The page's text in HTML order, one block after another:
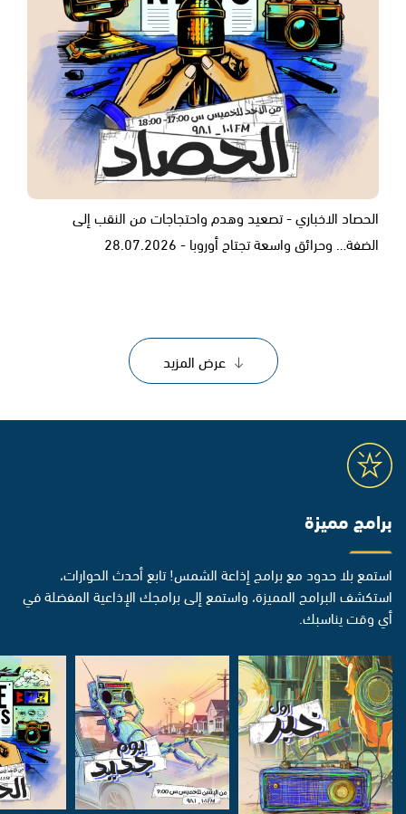
الحصاد الاخباري - تصعيد وهدم واحتجاجات من النقب إلى
الضفة… وحرائق واسعة تجتاح أوروبا - 28.07.2026
عرض المزيد
برامج مميزة
استمع بلا حدود مع برامج إذاعة الشمس! تابع أحدث الحوارات،
استكشف البرامج المميزة، واستمع إلى برامجك الإذاعية المفضلة في
أي وقت يناسبك.